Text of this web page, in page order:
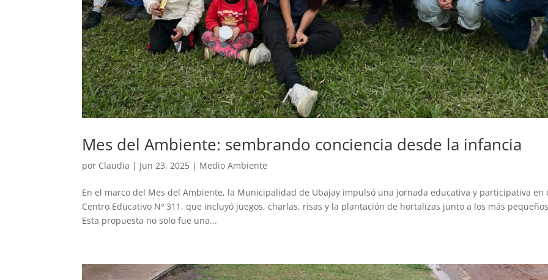
Mes del Ambiente: sembrando conciencia desde la infancia
por Claudia | Jun 23, 2025 | Medio Ambiente
En el marco del Mes del Ambiente, la Municipalidad de Ubajay impulsó una jornada educativa y participativa en
Centro Educativo Nº 311, que incluyó juegos, charlas, risas y la plantación de hortalizas junto a los más
Esta propuesta no solo fue una...